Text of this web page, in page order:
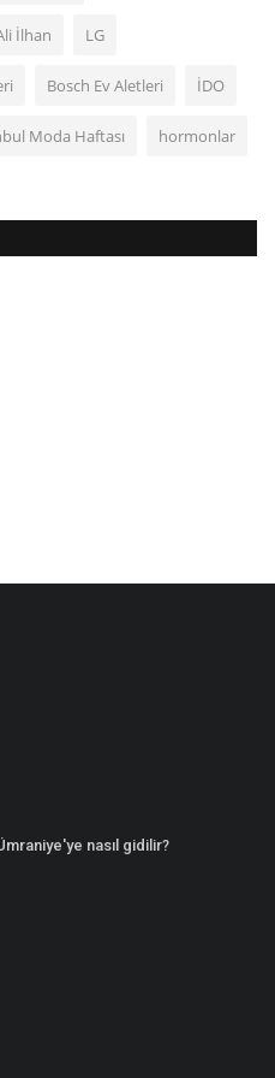
İlhan LG
Bosch Ev Aletleri İDO
Moda Haftası hormonlar
nasıl gidilir?